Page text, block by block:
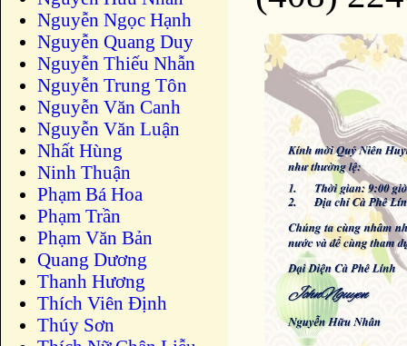
Nguyễn Ngọc Hạnh
Nguyễn Quang Duy
Nguyễn Thiếu Nhẫn
Nguyễn Trung Tôn
Nguyễn Văn Canh
Nguyễn Văn Luận
Nhất Hùng
Ninh Thuận
Phạm Bá Hoa
Phạm Trần
Phạm Văn Bản
Quang Dương
Thanh Hương
Thích Viên Định
Thúy Sơn